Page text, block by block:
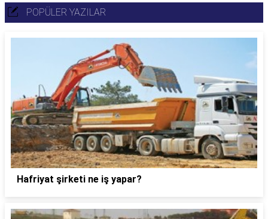
POPÜLER YAZILAR
Hafriyat şirketi ne iş yapar?